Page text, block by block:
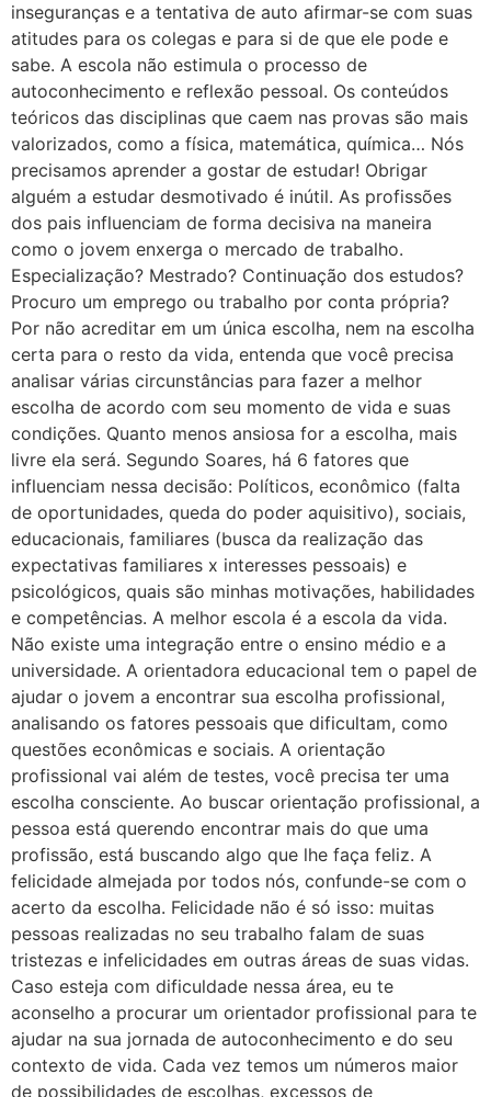
inseguranças e a tentativa de auto afirmar-se com suas
atitudes para os colegas e para si de que ele pode e
sabe. A escola não estimula o processo de
autoconhecimento e reflexão pessoal. Os conteúdos
teóricos das disciplinas que caem nas provas são mais
valorizados, como a física, matemática, química… Nós
precisamos aprender a gostar de estudar! Obrigar
alguém a estudar desmotivado é inútil. As profissões
dos pais influenciam de forma decisiva na maneira
como o jovem enxerga o mercado de trabalho.
Especialização? Mestrado? Continuação dos estudos?
Procuro um emprego ou trabalho por conta própria?
Por não acreditar em um única escolha, nem na escolha
certa para o resto da vida, entenda que você precisa
analisar várias circunstâncias para fazer a melhor
escolha de acordo com seu momento de vida e suas
condições. Quanto menos ansiosa for a escolha, mais
livre ela será. Segundo Soares, há 6 fatores que
influenciam nessa decisão: Políticos, econômico (falta
de oportunidades, queda do poder aquisitivo), sociais,
educacionais, familiares (busca da realização das
expectativas familiares x interesses pessoais) e
psicológicos, quais são minhas motivações, habilidades
e competências. A melhor escola é a escola da vida.
Não existe uma integração entre o ensino médio e a
universidade. A orientadora educacional tem o papel de
ajudar o jovem a encontrar sua escolha profissional,
analisando os fatores pessoais que dificultam, como
questões econômicas e sociais. A orientação
profissional vai além de testes, você precisa ter uma
escolha consciente. Ao buscar orientação profissional, a
pessoa está querendo encontrar mais do que uma
profissão, está buscando algo que lhe faça feliz. A
felicidade almejada por todos nós, confunde-se com o
acerto da escolha. Felicidade não é só isso: muitas
pessoas realizadas no seu trabalho falam de suas
tristezas e infelicidades em outras áreas de suas vidas.
Caso esteja com dificuldade nessa área, eu te
aconselho a procurar um orientador profissional para te
ajudar na sua jornada de autoconhecimento e do seu
contexto de vida. Cada vez temos um números maior
de possibilidades de escolhas, excessos de